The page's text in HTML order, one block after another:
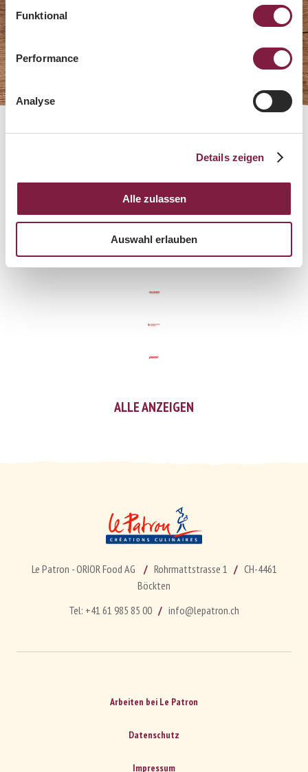
Funktional
Performance
Analyse
Details zeigen
Alle zulassen
Auswahl erlauben
Unsere Partner
ALLE ANZEIGEN
Le Patron - ORIOR Food AG Rohrmattstrasse 1
CH-4461
Böckten
Tel: +41 61 985 85 00 info@lepatron.ch
Arbeiten bei Le Patron
Datenschutz
Impressum